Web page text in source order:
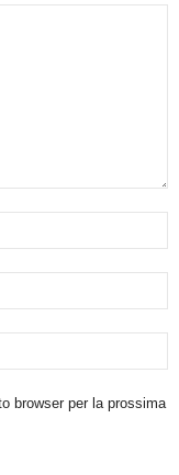
browser per la prossima